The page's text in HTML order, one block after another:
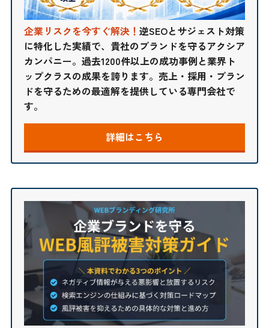
企業リスクを今すぐ解決！ 逆SEOとサジェスト対策
に特化した実績で、貴社のブランドを守るアクシア
カンパニー。過去1200件以上の成功事例と業界ト
ップクラスの成果を誇ります。売上・採用・ブラン
ドを守るための最適解を提供している専門会社で
す。
詳細はこちら